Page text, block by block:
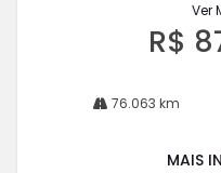
Ver
R$
76.063 km
MAIS